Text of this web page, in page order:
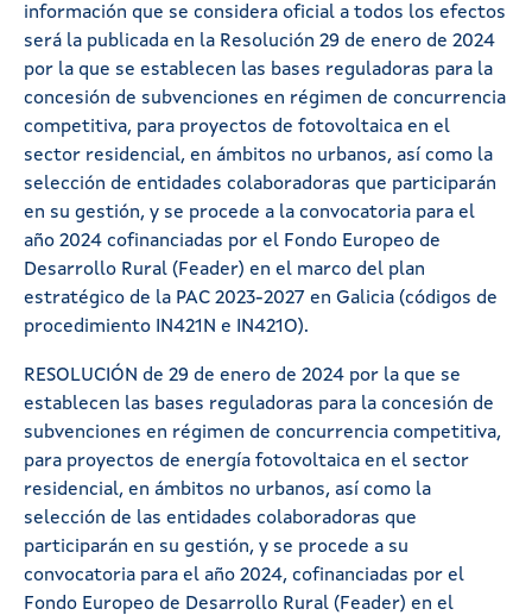
información que se considera oficial a todos los efectos
será la publicada en la Resolución 29 de enero de 2024
por la que se establecen las bases reguladoras para la
concesión de subvenciones en régimen de concurrencia
competitiva, para proyectos de fotovoltaica en el
sector residencial, en ámbitos no urbanos, así como la
selección de entidades colaboradoras que participarán
en su gestión, y se procede a la convocatoria para el
año 2024 cofinanciadas por el Fondo Europeo de
Desarrollo Rural (Feader) en el marco del plan
estratégico de la PAC 2023-2027 en Galicia (códigos de
procedimiento IN421N e IN421O).
RESOLUCIÓN de 29 de enero de 2024 por la que se
establecen las bases reguladoras para la concesión de
subvenciones en régimen de concurrencia competitiva,
para proyectos de energía fotovoltaica en el sector
residencial, en ámbitos no urbanos, así como la
selección de las entidades colaboradoras que
participarán en su gestión, y se procede a su
convocatoria para el año 2024, cofinanciadas por el
Fondo Europeo de Desarrollo Rural (Feader) en el